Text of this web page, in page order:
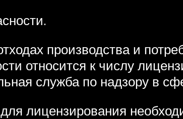
производства и
относится к числу
служба по надзору в
лицензирования